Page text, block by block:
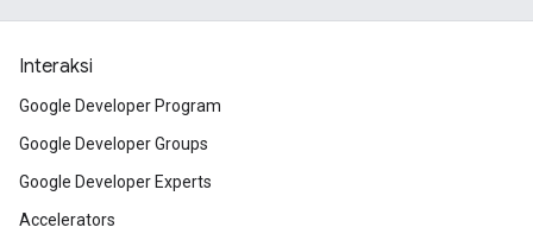
Interaksi
Google Developer Program
Google Developer Groups
Google Developer Experts
Accelerators